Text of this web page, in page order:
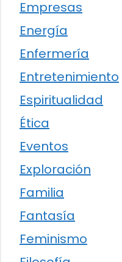
Empresas
Energía
Enfermería
Entretenimiento
Espiritualidad
Ética
Eventos
Exploración
Familia
Fantasía
Feminismo